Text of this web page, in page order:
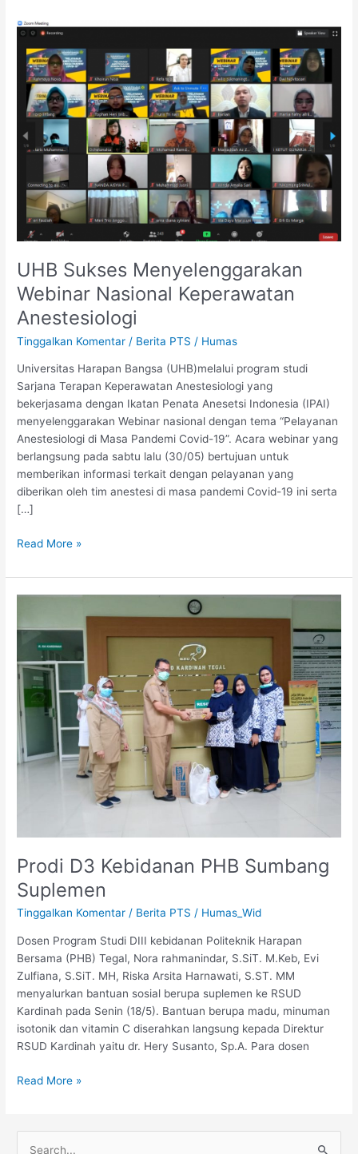
UHB Sukses Menyelenggarakan
Webinar Nasional Keperawatan
Anestesiologi
Tinggalkan Komentar / Berita PTS / Humas
Universitas Harapan Bangsa (UHB)melalui program studi
Sarjana Terapan Keperawatan Anestesiologi yang
bekerjasama dengan Ikatan Penata Anesetsi Indonesia (IPAI)
menyelenggarakan Webinar nasional dengan tema “Pelayanan
Anestesiologi di Masa Pandemi Covid-19”. Acara webinar yang
berlangsung pada sabtu lalu (30/05) bertujuan untuk
memberikan informasi terkait dengan pelayanan yang
diberikan oleh tim anestesi di masa pandemi Covid-19 ini serta
[…]
UHB
Sukses
Menyelenggarakan
Webinar
Nasional
Keperawatan
Anestesiologi
Read More »
Prodi D3 Kebidanan PHB Sumbang
Suplemen
Tinggalkan Komentar / Berita PTS / Humas_Wid
Dosen Program Studi DIII kebidanan Politeknik Harapan
Bersama (PHB) Tegal, Nora rahmanindar, S.SiT. M.Keb, Evi
Zulfiana, S.SiT. MH, Riska Arsita Harnawati, S.ST. MM
menyalurkan bantuan sosial berupa suplemen ke RSUD
Kardinah pada Senin (18/5). Bantuan berupa madu, minuman
isotonik dan vitamin C diserahkan langsung kepada Direktur
RSUD Kardinah yaitu dr. Hery Susanto, Sp.A. Para dosen
Sumbang
Suplemen
Read More »